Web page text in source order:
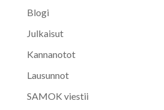
Blogi
Julkaisut
Kannanotot
Lausunnot
SAMOK viestii